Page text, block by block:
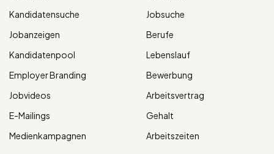
Kandidatensuche
Jobanzeigen
Kandidatenpool
Employer Branding
Jobvideos
E-Mailings
Medienkampagnen
Jobsuche
Berufe
Lebenslauf
Bewerbung
Arbeitsvertrag
Gehalt
Arbeitszeiten